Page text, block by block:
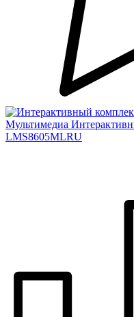
Мультимедиа
LMS8605MLRU